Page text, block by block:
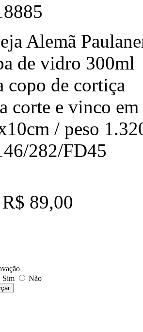
Alemã
de vidro 300ml
copo de cortiça
corte e vinco
/ peso
282/FD45
89,00
Sim
Não